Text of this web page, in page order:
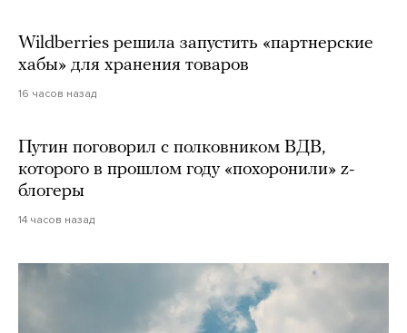
Wildberries решила запустить «партнерские
хабы» для хранения товаров
16 часов назад
Путин поговорил с полковником ВДВ,
которого в прошлом году «похоронили» z-
блогеры
14 часов назад